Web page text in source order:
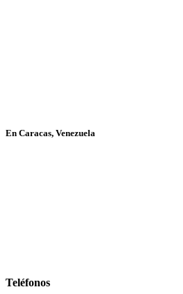
En Caracas, Venezuela
Teléfonos